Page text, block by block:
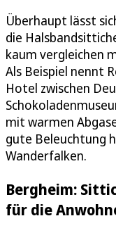
Überhaupt lässt
die
kaum vergleichen
Als Beispiel nennt
Hotel zwischen
mit warmen
gute Beleuchtung
Wanderfalken.
Bergheim:
für die